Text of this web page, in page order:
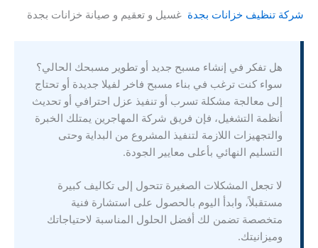
شركة تنظيف خزانات بجدة غسيل و تعقيم و صيانة خزانات بجدة
هل تفكر في إنشاء مسبح جديد أو تطوير مسبحك الحالي؟
سواء كنت ترغب في بناء مسبح فاخر لفيلا جديدة أو تحتاج
إلى معالجة مشكلة تسرب أو تنفيذ عزل احترافي أو تحديث
أنظمة التشغيل، فإن فريق شركة المهاجرين يمتلك الخبرة
والتجهيزات اللازمة لتنفيذ المشروع من البداية وحتى
التسليم النهائي بأعلى معايير الجودة.
لا تجعل المشكلات الصغيرة تتحول إلى تكاليف كبيرة
مستقبلاً، وابدأ اليوم بالحصول على استشارة فنية
متخصصة تضمن لك أفضل الحلول المناسبة لاحتياجاتك
وميزانيتك.